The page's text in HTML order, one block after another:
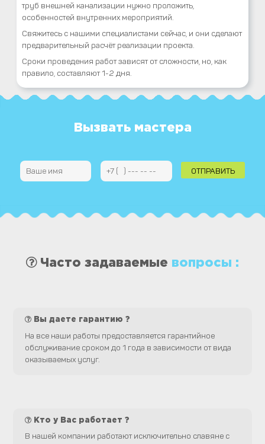
труб внешней канализации нужно проложить,
особенностей внутренних мероприятий.
Свяжитесь с нашими специалистами сейчас, и они сделают
предварительный расчёт реализации проекта.
Сроки проведения работ зависят от сложности, но, как
правило, составляют 1-2 дня.
Вызвать мастера
Часто задаваемые вопросы :
Вы даете гарантию ?
На все наши работы предоставляется гарантийное
обслуживание сроком до 1 года в зависимости от вида
оказываемых услуг.
Кто у Вас работает ?
В нашей компании работают исключительно славяне с